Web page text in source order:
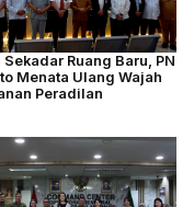
Sekadar Ruang Baru, PN
Menata Ulang Wajah
Peradilan